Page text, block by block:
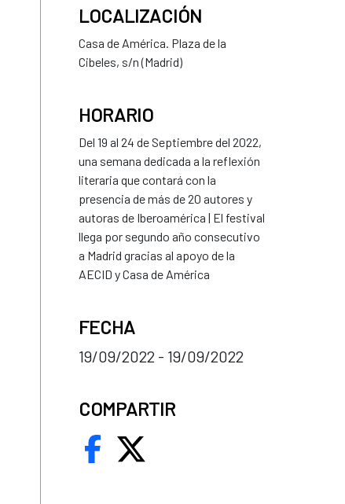
LOCALIZACIÓN
Casa de América. Plaza de la
Cibeles, s/n (Madrid)
HORARIO
Del 19 al 24 de Septiembre del 2022,
una semana dedicada a la reflexión
literaria que contará con la
presencia de más de 20 autores y
autoras de Iberoamérica | El festival
llega por segundo año consecutivo
a Madrid gracias al apoyo de la
AECID y Casa de América
FECHA
19/09/2022 - 19/09/2022
COMPARTIR